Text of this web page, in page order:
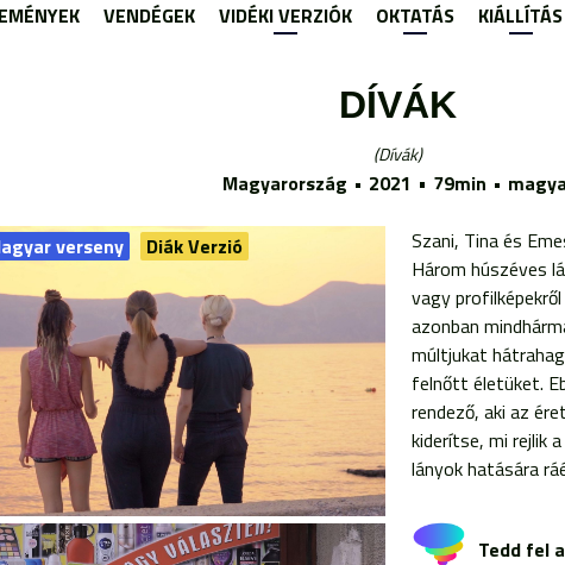
DÍVÁK
Dívák
Magyarország 2021 79min
verseny Diák Verzió
Szani, Tina és
Három húszéves
vagy
azonban
múltjukat
felnőtt életüket.
rendező, aki az
kiderítse, mi rejlik
lányok hatására
Tedd fel
VENDÉGEK VIDÉKI VERZIÓK OKTATÁS KIÁLLÍTÁS